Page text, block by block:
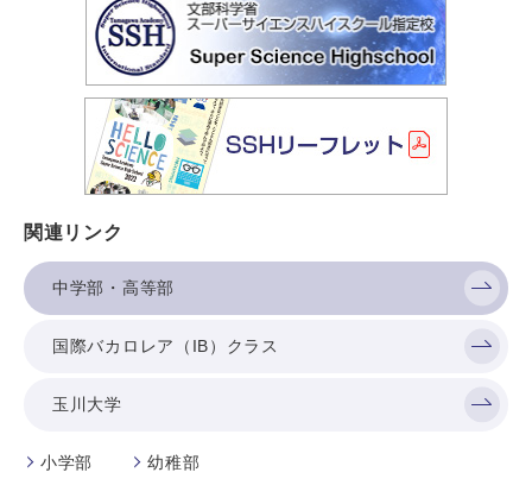
関連リンク
中学部・高等部
国際バカロレア（IB）クラス
玉川大学
小学部 幼稚部